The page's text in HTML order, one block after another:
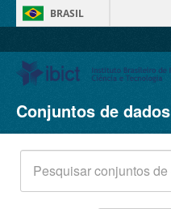
BRASIL
Conjuntos de dados
Organizações
Grupos
Sobre
Conjuntos de dados